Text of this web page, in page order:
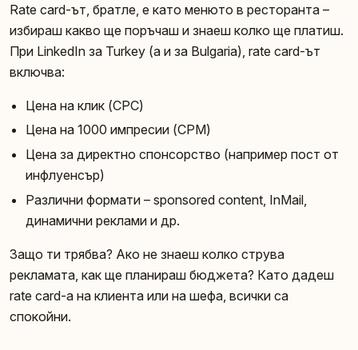
Rate card-ът, братле, е като менюто в ресторанта –
избираш какво ще поръчаш и знаеш колко ще платиш.
При LinkedIn за Turkey (а и за Bulgaria), rate card-ът
включва:
Цена на клик (CPC)
Цена на 1000 импресии (CPM)
Цена за директно спонсорство (например пост от
инфлуенсър)
Различни формати – sponsored content, InMail,
динамични реклами и др.
Защо ти трябва? Ако не знаеш колко струва
рекламата, как ще планираш бюджета? Като дадеш
rate card-а на клиента или на шефа, всички са
спокойни.